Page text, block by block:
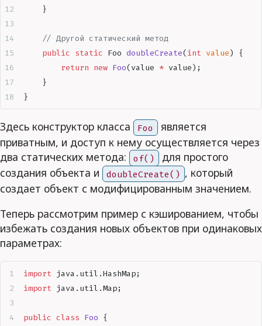
    }
    // Другой статический метод
    public
static Foo doubleCreate(int value)
{
        return
new Foo(value * value);
    }
}
Здесь конструктор класса Foo является
приватным, и доступ к нему осуществляется через
два статических метода:
of() для простого
создания объекта и
doubleCreate() , который
создает объект с модифицированным значением.
Теперь рассмотрим пример с кэшированием, чтобы
избежать создания новых объектов при одинаковых
параметрах:
import java . util .HashMap;
import java . util .Map;
public class Foo {